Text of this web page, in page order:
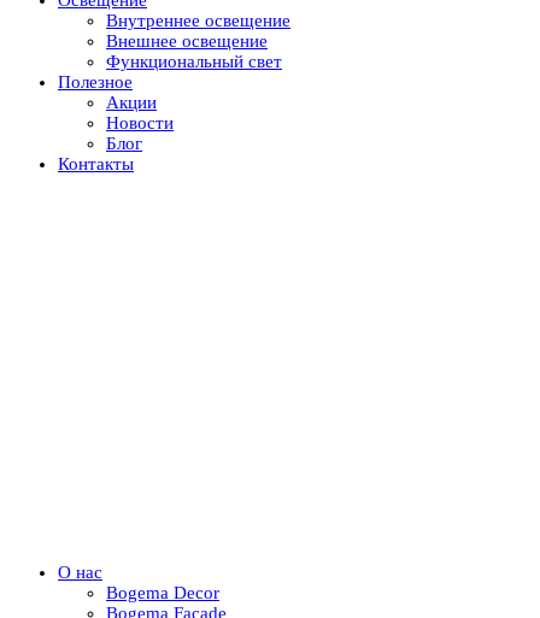
Внутреннее освещение
Внешнее освещение
Функциональный свет
Полезное
Акции
Новости
Блог
Контакты
О нас
Bogema Decor
Bogema Facade